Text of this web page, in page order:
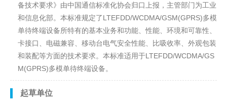
备技术要求》由中国通信标准化协会归口上报，主管部门为工业
和信息化部。本标准规定了LTEFDD/WCDMA/GSM(GPRS)多模
单待终端设备所特有的基本业务和功能、性能、环境和可靠性、
卡接口、电磁兼容、移动台电气安全性能、比吸收率、外观包装
和装配等方面的技术要求。本标准适用于LTEFDD/WCDMA/GS
M(GPRS)多模单待终端设备。
起草单位